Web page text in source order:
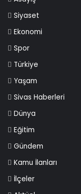
Siyaset
Ekonomi
Spor
Türkiye
Yaşam
Sivas Haberleri
Dünya
Eğitim
Gündem
Kamu İlanları
İlçeler